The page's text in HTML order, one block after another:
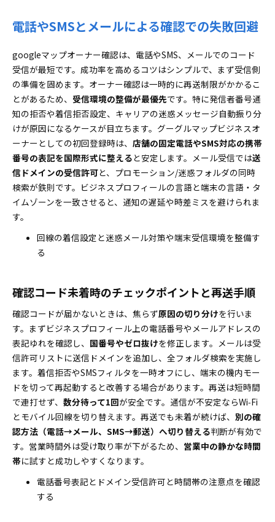
電話やSMSとメールによる確認での失敗回避
googleマップオーナー確認は、電話やSMS、メールでのコード
受信が最短です。成功率を高めるコツはシンプルで、まず受信側
の準備を固めます。オーナー確認は一時的に再送制限がかかるこ
とがあるため、 受信環境の整備が最優先です。特に発信者番号通
知の拒否や着信拒否設定、キャリアの迷惑メッセージ自動振り分
けが原因になるケースが目立ちます。グーグルマップビジネスオ
ーナーとしての初回登録時は、 店舗の固定電話やSMS対応の携帯
番号の表記を国際形式に整えると安定します。メール受信では送
信ドメインの受信許可と、プロモーション/迷惑フォルダの同時
検索が鉄則です。ビジネスプロフィールの言語と端末の言語・タ
イムゾーンを一致させると、通知の遅延や時差ミスを避けられま
す。
回線の着信設定と迷惑メール対策や端末受信環境を整備す
る
確認コード未着時のチェックポイントと再送手順
確認コードが届かないときは、焦らず原因の切り分けを行いま
す。まずビジネスプロフィール上の電話番号やメールアドレスの
表記ゆれを確認し、 国番号やゼロ抜けを修正します。メールは受
信許可リストに送信ドメインを追加し、全フォルダ検索を実施し
ます。着信拒否やSMSフィルタを一時オフにし、端末の機内モー
ドを切って再起動すると改善する場合があります。再送は短時間
で連打せず、 数分待って1回が安全です。通信が不安定ならWi‑Fi
とモバイル回線を切り替えます。再送でも未着が続けば、 別の確
認方法（電話→メール、SMS→郵送）へ切り替える判断が有効で
す。営業時間外は受け取り率が下がるため、 営業中の静かな時間
帯に試すと成功しやすくなります。
電話番号表記とドメイン受信許可と時間帯の注意点を確認
する